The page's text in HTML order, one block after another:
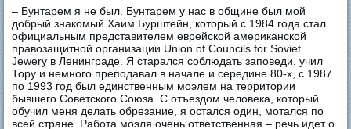
– Бунтарем я не был. Бунтарем у нас в общине был мой
добрый знакомый Хаим Бурштейн, который с 1984 года стал
официальным представителем еврейской американской
правозащитной организации Union of Councils for Soviet
Jewery в Ленинграде. Я старался соблюдать заповеди, учил
Тору и немного преподавал в начале и середине 80-х, с 1987
по 1993 год был единственным моэлем на территории
бывшего Советского Союза. С отъездом человека, который
обучил меня делать обрезание, я остался один, мотался по
всей стране. Работа моэля очень ответственная – речь идет о